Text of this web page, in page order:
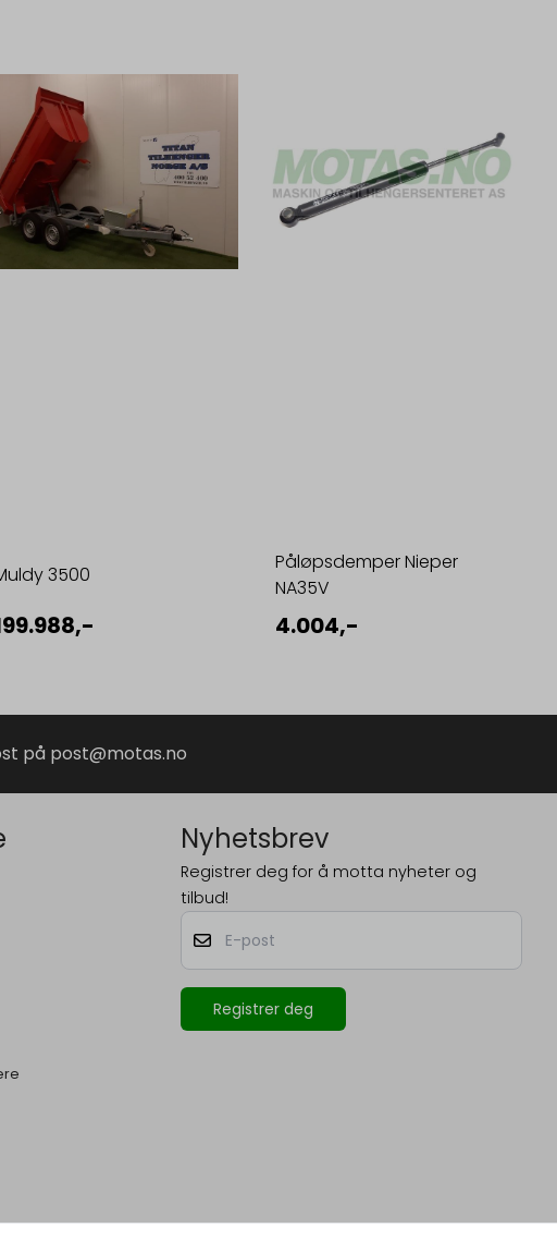
3500
Påløpsdemper Nieper
NA35V
4.004,-
på post@motas.no
Nyhetsbrev
Registrer deg for å motta nyheter og
tilbud!
E-post
Registrer deg